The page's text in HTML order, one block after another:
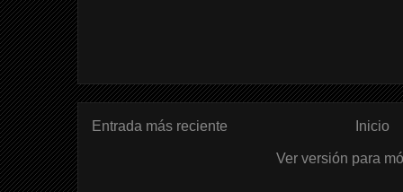
Entrada más reciente Inicio
Ver versión para